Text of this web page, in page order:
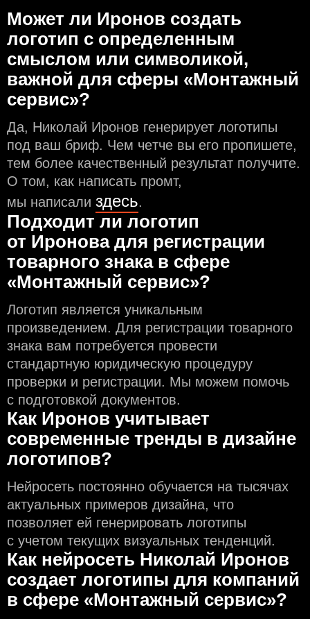
Может ли Иронов создать
логотип с определeнным
смыслом или символикой,
важной для сферы «Монтажный
сервис»?
Да, Николай Иронов генерирует логотипы
под ваш бриф. Чем чeтче вы его пропишете,
тем более качественный результат получите.
О том, как написать промт,
мы написали здесь.
Подходит ли логотип
от Иронова для регистрации
товарного знака в сфере
«Монтажный сервис»?
Логотип является уникальным
произведением. Для регистрации товарного
знака вам потребуется провести
стандартную юридическую процедуру
проверки и регистрации. Мы можем помочь
с подготовкой документов.
Как Иронов учитывает
современные тренды в дизайне
логотипов?
Нейросеть постоянно обучается на тысячах
актуальных примеров дизайна, что
позволяет ей генерировать логотипы
с учeтом текущих визуальных тенденций.
Как нейросеть Николай Иронов
создаeт логотипы для компаний
в сфере «Монтажный сервис»?